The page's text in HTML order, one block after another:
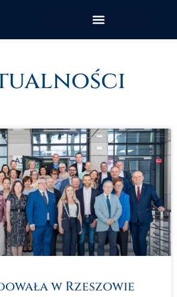
w Rzeszowie